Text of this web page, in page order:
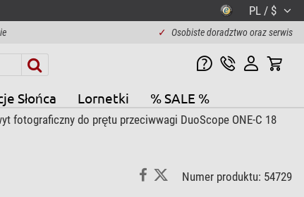
PL / $
✓ Osobiste doradztwo oraz serwis
Słońca Lornetki % SALE %
fotograficzny do prętu przeciwwagi DuoScope ONE-C 18
Numer produktu: 54729